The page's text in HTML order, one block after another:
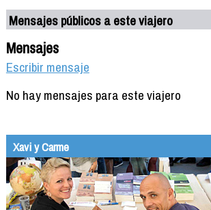
Mensajes públicos a este viajero
Mensajes
Escribir mensaje
No hay mensajes para este viajero
Xavi y Carme